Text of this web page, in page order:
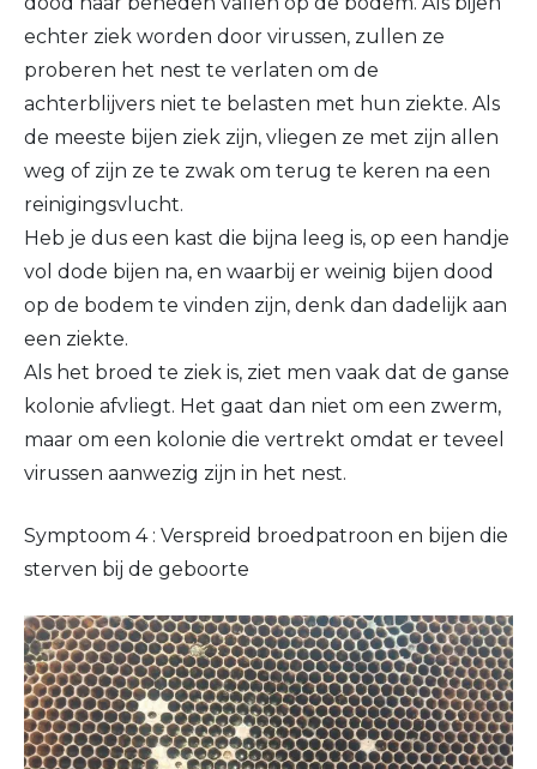
echter ziek worden door virussen, zullen ze
proberen het nest te verlaten om de
achterblijvers niet te belasten met hun ziekte. Als
de meeste bijen ziek zijn, vliegen ze met zijn allen
weg of zijn ze te zwak om terug te keren na een
reinigingsvlucht.
Heb je dus een kast die bijna leeg is, op een handje
vol dode bijen na, en waarbij er weinig bijen dood
op de bodem te vinden zijn, denk dan dadelijk aan
een ziekte.
Als het broed te ziek is, ziet men vaak dat de ganse
kolonie afvliegt. Het gaat dan niet om een zwerm,
maar om een kolonie die vertrekt omdat er teveel
virussen aanwezig zijn in het nest.
Symptoom 4 : Verspreid broedpatroon en bijen die
sterven bij de geboorte